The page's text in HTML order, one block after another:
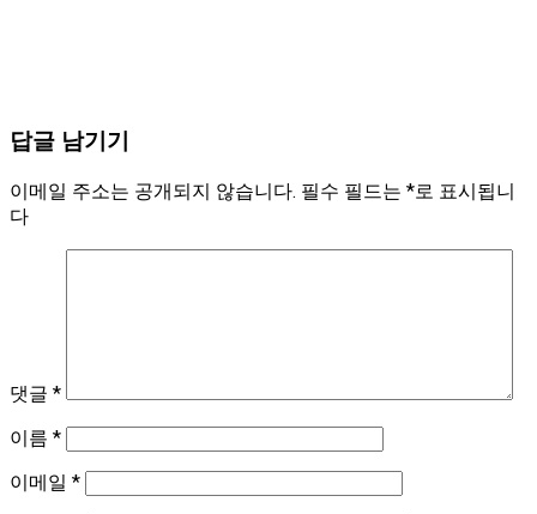
답글 남기기
이메일 주소는 공개되지 않습니다. 필수 필드는 *로 표시됩니
다
댓글 *
이름 *
이메일 *